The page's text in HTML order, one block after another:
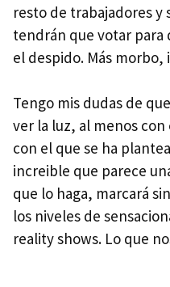
resto de trabajadores y
tendrán que votar para
el despido. Más morbo,
Tengo mis dudas de
ver la luz, al menos
con el que se ha
increible que parece
que lo haga, marcará
los niveles de
reality shows. Lo que